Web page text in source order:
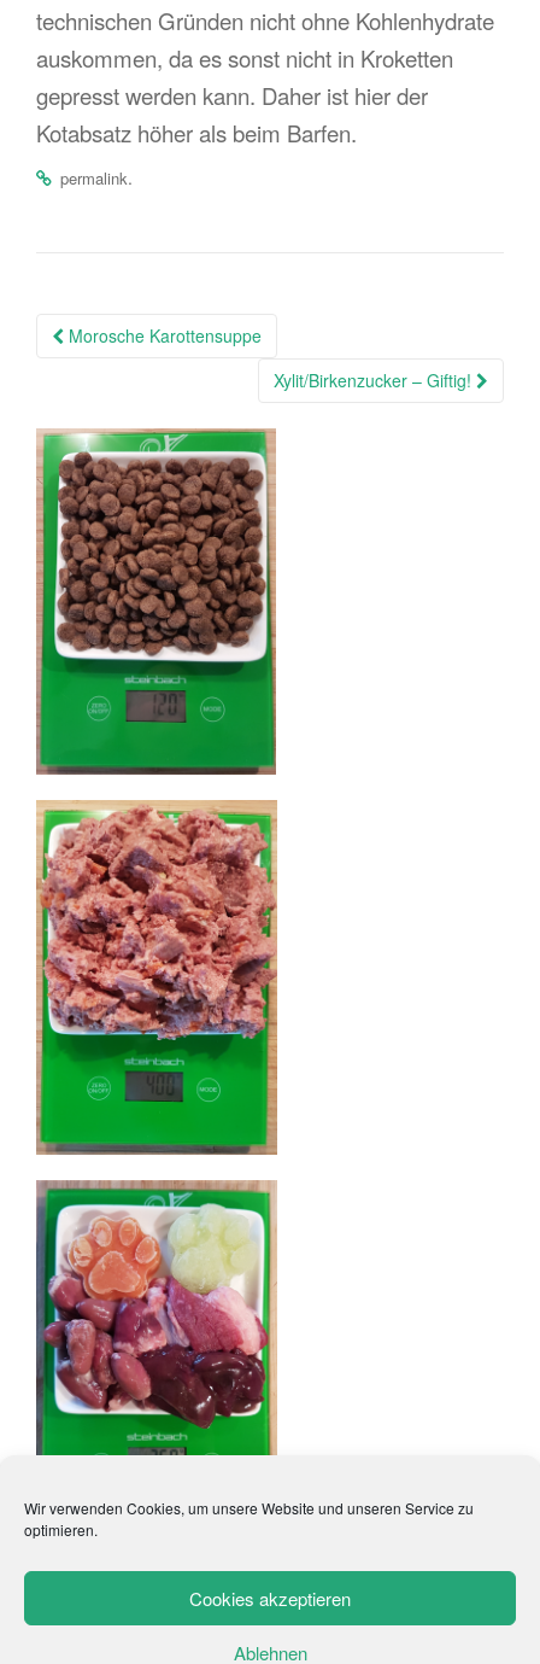
Wir verwenden Cookies, um unsere Website und unseren Service zu
optimieren.
Cookies akzeptieren
Ablehnen
technischen Gründen nicht ohne Kohlenhydrate
auskommen, da es sonst nicht in Kroketten
gepresst werden kann. Daher ist hier der
Kotabsatz höher als beim Barfen.
permalink.
Beitragsnavigation
Morosche Karottensuppe
Xylit/Birkenzucker – Giftig!